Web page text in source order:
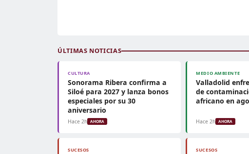
ÚLTIMAS NOTICIAS
CULTURA
Sonorama Ribera confirma a
Siloé para 2027 y lanza bonos
especiales por su 30
aniversario
Hace 2h AHORA
MEDIO AMBIENTE
Valladolid
de
africano en
Hace 2h AHORA
SUCESOS SUCESOS